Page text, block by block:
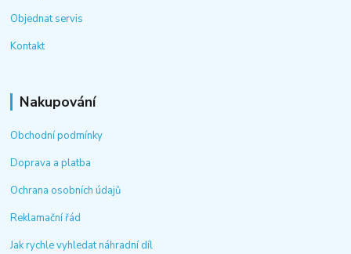
Objednat servis
Kontakt
Nakupování
Obchodní podmínky
Doprava a platba
Ochrana osobních údajů
Reklamační řád
Jak rychle vyhledat náhradní díl